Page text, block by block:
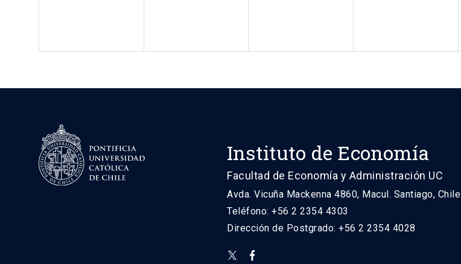
Instituto de Economía
Facultad de Economía y Administración UC
Avda. Vicuña Mackenna 4860, Macul. Santiago, Chile
Teléfono: +56 2 2354 4303
Dirección de Postgrado: +56 2 2354 4028